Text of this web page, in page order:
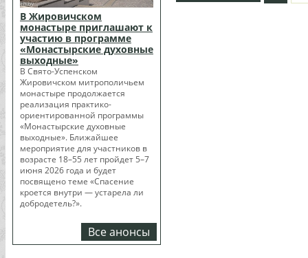
В Жировичском
монастыре приглашают к
участию в программе
«Монастырские духовные
выходные»
В Свято-Успенском
Жировичском митрополичьем
монастыре продолжается
реализация практико-
ориентированной программы
«Монастырские духовные
выходные». Ближайшее
мероприятие для участников в
возрасте 18–55 лет пройдет 5–7
июня 2026 года и будет
посвящено теме «Спасение
кроется внутри — устарела ли
добродетель?».
Все анонсы